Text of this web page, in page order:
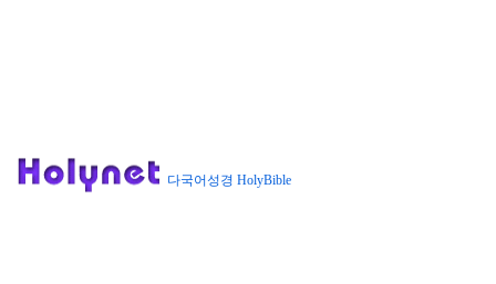
다국어성경 HolyBible